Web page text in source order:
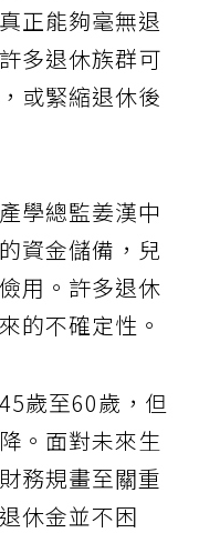
正能夠毫無退
多退休族群可
或緊縮退休後
學總監姜漢中
資金儲備，兒
用。許多退休
的不確定性。
歲至60歲，但
。面對未來生
務規畫至關重
休金並不困